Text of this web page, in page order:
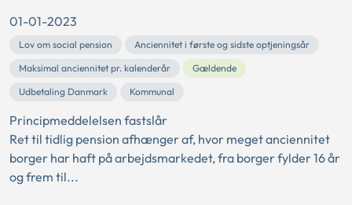
01-01-2023
Lov om social pension
Anciennitet i første og sidste optjeningsår
Maksimal anciennitet pr. kalenderår
Gældende
Udbetaling Danmark
Kommunal
Principmeddelelsen fastslår
Ret til tidlig pension afhænger af, hvor meget anciennitet
borger har haft på arbejdsmarkedet, fra borger fylder 16 år
og frem til...